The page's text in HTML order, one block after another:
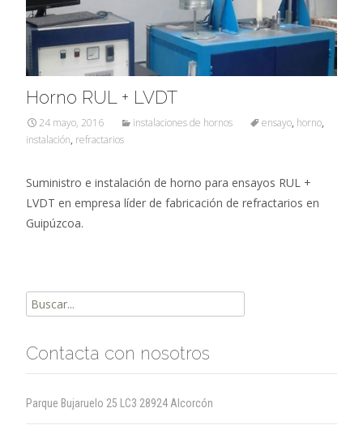
Horno RUL + LVDT
24 mayo, 2016 instalaciones de hornos ensayo, horno,
instalación, refractarios
Suministro e instalación de horno para ensayos RUL +
LVDT en empresa líder de fabricación de refractarios en
Guipúzcoa.
Buscar
por:
Contacta con nosotros
Parque Bujaruelo 25 LC3 28924 Alcorcón